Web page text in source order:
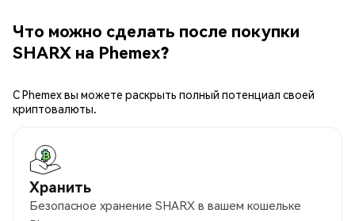
Что можно сделать после покупки
SHARX на Phemex?
С Phemex вы можете раскрыть полный потенциал своей
криптовалюты.
Хранить
Безопасное хранение SHARX в вашем кошельке